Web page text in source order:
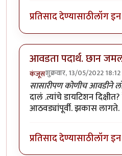
प्रतिसाद देण्यासाठीलॉग
आवडता पदार्थ. छान
कंजूसशुक्रवार, 13/05/2022 18:12
सासारीपण कोणीच आवडीने
दालं .त्यांचे डायटिशन
आठवड्यांपूर्वी. झकास लागते.
प्रतिसाद देण्यासाठीलॉग